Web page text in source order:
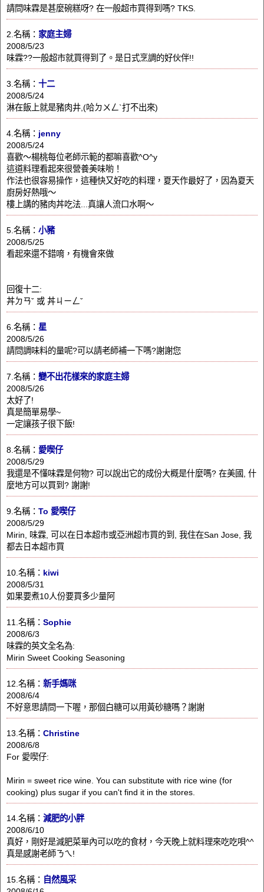
請問味霖是甚麼碗糕呀? 在一般超市買得到嗎? TKS.
2.名稱： 家庭主婦
2008/5/23
味霖??一般超市就買得到了。是日式烹調的好伙伴!!
3.名稱： 十二
2008/5/24
淋在飯上就是豬肉井,(哈ㄉㄨㄥ`打不出來)
4.名稱： jenny
2008/5/24
喜歡～楊桃每位老師示範的都嘛喜歡^O^y
這道料理看起來很營養美味喲！
作法也很容易操作，這種快又好吃的料理，夏天作最好了，因為夏天
廚房好熱哦～
樓上講的豬肉丼吃法...真讓人流口水啊～
5.名稱： 小豬
2008/5/25
看起來還不錯唷，有機會來做
回復十二:
丼ㄉㄢˇ 或 丼ㄐㄧㄥˇ
6.名稱： 星
2008/5/26
請問調味料的量呢?可以請老師補一下嗎?謝謝您
7.名稱： 變不出花樣來的家庭主婦
2008/5/26
太好了!
真是簡單易學~
一定讓孩子很下飯!
8.名稱： 愛喫仔
2008/5/29
我還是不懂味霖是何物? 可以說出它的成份大概是什麼嗎? 在美國, 什
麼地方可以買到? 謝謝!
9.名稱： To 愛喫仔
2008/5/29
Mirin, 味霖, 可以在日本超市或亞洲超市買的到, 我住在San Jose, 我
都去日本超市買
10.名稱： kiwi
2008/5/31
如果要煮10人份要買多少量阿
11.名稱： Sophie
2008/6/3
味霖的英文全名為:
Mirin Sweet Cooking Seasoning
12.名稱： 新手媽咪
2008/6/4
不好意思請問一下喔，那個白糖可以用黃砂糖嗎？謝謝
13.名稱： Christine
2008/6/8
For 愛喫仔:
Mirin = sweet rice wine. You can substitute with rice wine (for
cooking) plus sugar if you can't find it in the stores.
14.名稱： 減肥的小胖
2008/6/10
真好，剛好是減肥菜單內可以吃的食材，今天晚上就料理來吃吃唄^^
真是感謝老師ㄋㄟ!
15.名稱： 自然風采